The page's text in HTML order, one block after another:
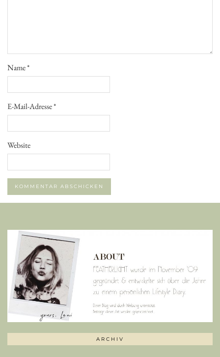
Name*
E-Mail-Adresse*
Website
ARCHIV